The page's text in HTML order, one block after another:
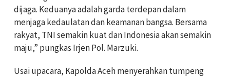
dijaga. Keduanya adalah garda terdepan dalam
menjaga kedaulatan dan keamanan bangsa. Bersama
rakyat, TNI semakin kuat dan Indonesia akan semakin
maju,” pungkas Irjen Pol. Marzuki.
Usai upacara, Kapolda Aceh menyerahkan tumpeng